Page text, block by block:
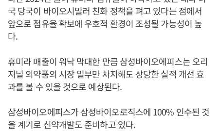
국 당국이 바이오시밀러 친화 정책을 펴고 있다는 점에서
앞으로 점유율 확보에 우호적 환경이 조성될 가능성이 높
다.
휴미라 매출이 워낙 막대한 만큼 삼성바이오에피스는 오리
지널 의약품의 시장 일부만 차지해도 상당한 실적 개선 효
과를 볼 수 있을 것으로 예상된다.
삼성바이오에피스가 삼성바이오로직스에 100% 인수된 것
을 계기로 신약개발도 준비하고 있다.